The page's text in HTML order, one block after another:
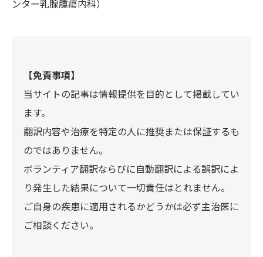
ンター乳腺腫瘍内科）
【免責事項】
当サイトの記事は情報提供を目的として掲載してい
ます。
翻訳内容や治療を特定の人に推奨または保証するも
のではありません。
ボランティア翻訳ならびに自動翻訳による誤訳によ
り発生した結果について一切責任はとれません。
ご自身の疾患に適用されるかどうかは必ず主治医に
ご相談ください。